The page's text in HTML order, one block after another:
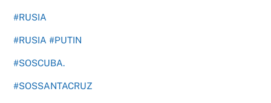
#RUSIA
#RUSIA #PUTIN
#SOSCUBA.
#SOSSANTACRUZ